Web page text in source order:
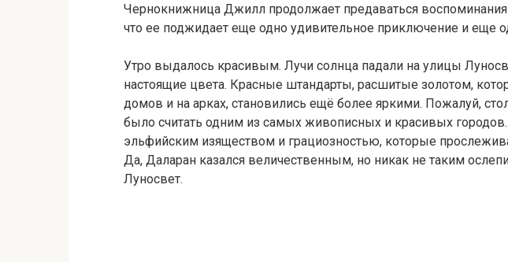
Чернокнижница Джилл продолжает предаваться
что ее поджидает еще одно удивительное приключение и еще
Утро выдалось красивым. Лучи солнца падали на улицы
настоящие цвета. Красные штандарты, расшитые золотом,
домов и на арках, становились ещё более яркими. Пожалуй,
было считать одним из самых живописных и красивых городов.
эльфийским изяществом и грациозностью, которые
Да, Даларан казался величественным, но никак не таким
Луносвет.